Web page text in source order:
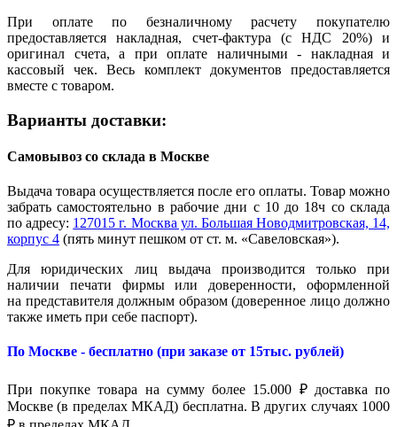
При оплате по безналичному расчету покупателю
предоставляется накладная, счет-фактура (с НДС 20%) и
оригинал счета, а при оплате наличными - накладная и
кассовый чек. Весь комплект документов предоставляется
вместе с товаром.
Варианты доставки:
Самовывоз со склада в Москве
Выдача товара осуществляется после его оплаты. Товар можно
забрать самостоятельно в рабочие дни с 10 до 18ч со склада
по адресу: 127015 г. Москва ул. Большая Новодмитровская, 14,
корпус 4 (пять минут пешком от ст. м. «Савеловская»).
Для юридических лиц выдача производится только при
наличии печати фирмы или доверенности, оформленной
на представителя должным образом (доверенное лицо должно
также иметь при себе паспорт).
По Москве - бесплатно (при заказе от 15тыс. рублей)
При покупке товара на сумму более 15.000 ₽ доставка по
Москве (в пределах МКАД) бесплатна. В других случаях 1000